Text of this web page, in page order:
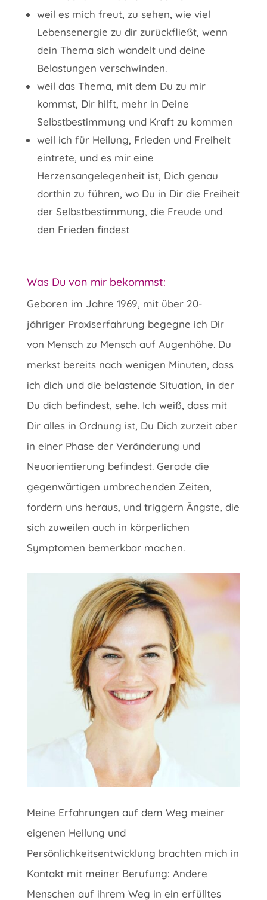
weil es mich freut, zu sehen, wie viel
Lebensenergie zu dir zurückfließt, wenn
dein Thema sich wandelt und deine
Belastungen verschwinden.
weil das Thema, mit dem Du zu mir
kommst, Dir hilft, mehr in Deine
Selbstbestimmung und Kraft zu kommen
weil ich für Heilung, Frieden und Freiheit
eintrete, und es mir eine
Herzensangelegenheit ist, Dich genau
dorthin zu führen, wo Du in Dir die Freiheit
der Selbstbestimmung, die Freude und
den Frieden findest
Was Du von mir bekommst:
Geboren im Jahre 1969, mit über 20-
jähriger Praxiserfahrung begegne ich Dir
von Mensch zu Mensch auf Augenhöhe. Du
merkst bereits nach wenigen Minuten, dass
ich dich und die belastende Situation, in der
Du dich befindest, sehe. Ich weiß, dass mit
Dir alles in Ordnung ist, Du Dich zurzeit aber
in einer Phase der Veränderung und
Neuorientierung befindest. Gerade die
gegenwärtigen umbrechenden Zeiten,
fordern uns heraus, und triggern Ängste, die
sich zuweilen auch in körperlichen
Symptomen bemerkbar machen.
Meine Erfahrungen auf dem Weg meiner
eigenen Heilung und
Persönlichkeitsentwicklung brachten mich in
Kontakt mit meiner Berufung: Andere
Menschen auf ihrem Weg in ein erfülltes